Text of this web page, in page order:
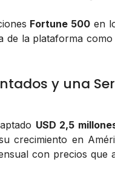
Fortune 500 en
de la plataforma
y una
USD 2,5
crecimiento en
con precios que